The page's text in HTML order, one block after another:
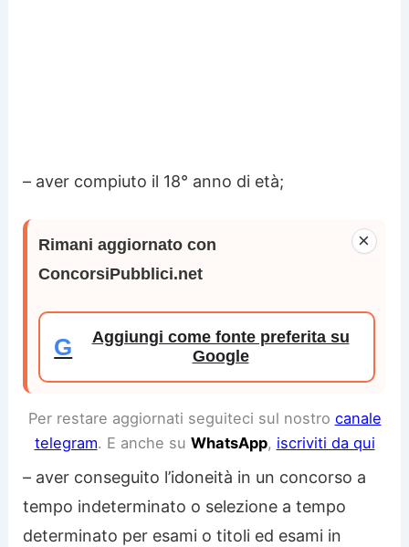
– aver compiuto il 18° anno di età;
×
Rimani aggiornato con
ConcorsiPubblici.net
G
Aggiungi come fonte preferita su
Google
Per restare aggiornati seguiteci sul nostro canale
telegram. E anche su WhatsApp, iscriviti da qui
– aver conseguito l’idoneità in un concorso a
tempo indeterminato o selezione a tempo
determinato per esami o titoli ed esami in